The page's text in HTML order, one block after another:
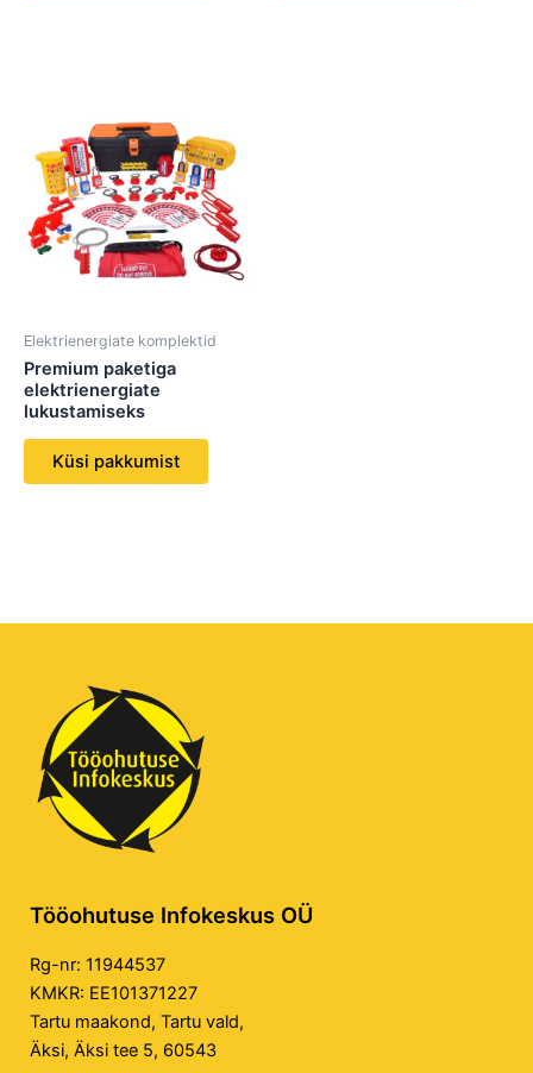
Elektrienergiate komplektid
Premium paketiga
elektrienergiate
lukustamiseks
Küsi pakkumist
Tööohutuse Infokeskus OÜ
Rg-nr: 11944537
KMKR: EE101371227
Tartu maakond, Tartu vald,
Äksi, Äksi tee 5, 60543